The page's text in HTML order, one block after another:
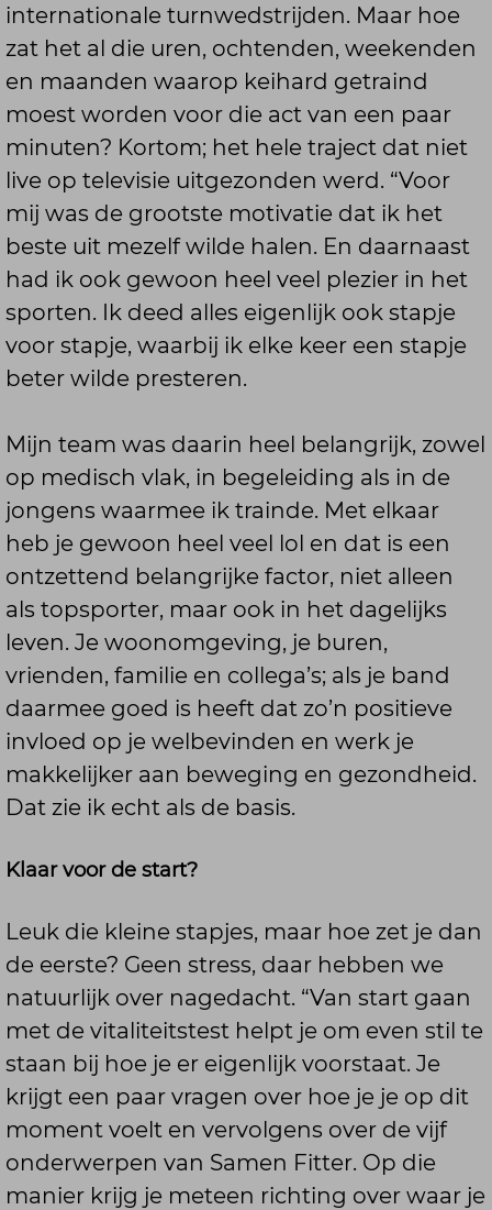
internationale turnwedstrijden. Maar hoe
zat het al die uren, ochtenden, weekenden
en maanden waarop keihard getraind
moest worden voor die act van een paar
minuten? Kortom; het hele traject dat niet
live op televisie uitgezonden werd. “Voor
mij was de grootste motivatie dat ik het
beste uit mezelf wilde halen. En daarnaast
had ik ook gewoon heel veel plezier in het
sporten. Ik deed alles eigenlijk ook stapje
voor stapje, waarbij ik elke keer een stapje
beter wilde presteren.
Mijn team was daarin heel belangrijk, zowel
op medisch vlak, in begeleiding als in de
jongens waarmee ik trainde. Met elkaar
heb je gewoon heel veel lol en dat is een
ontzettend belangrijke factor, niet alleen
als topsporter, maar ook in het dagelijks
leven. Je woonomgeving, je buren,
vrienden, familie en collega’s; als je band
daarmee goed is heeft dat zo’n positieve
invloed op je welbevinden en werk je
makkelijker aan beweging en gezondheid.
Dat zie ik echt als de basis.
Klaar voor de start?
Leuk die kleine stapjes, maar hoe zet je dan
de eerste? Geen stress, daar hebben we
natuurlijk over nagedacht. “Van start gaan
met de vitaliteitstest helpt je om even stil te
staan bij hoe je er eigenlijk voorstaat. Je
krijgt een paar vragen over hoe je je op dit
moment voelt en vervolgens over de vijf
onderwerpen van Samen Fitter. Op die
manier krijg je meteen richting over waar je